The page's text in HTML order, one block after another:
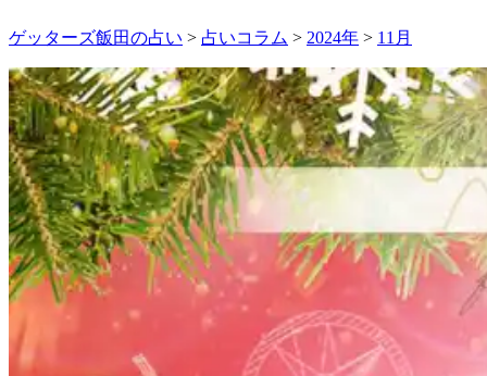
ゲッターズ飯田の占い > 占いコラム > 2024年 > 11月